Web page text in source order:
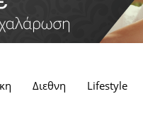
Διεθνη Lifestyle